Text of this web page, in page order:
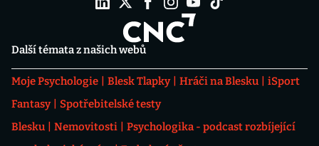
Další témata z našich webů
Moje Psychologie Blesk Tlapky Hráči na Blesku
iSport
Fantasy
Spotřebitelské testy
Blesku
Nemovitosti
Psychologika - podcast rozbíjející